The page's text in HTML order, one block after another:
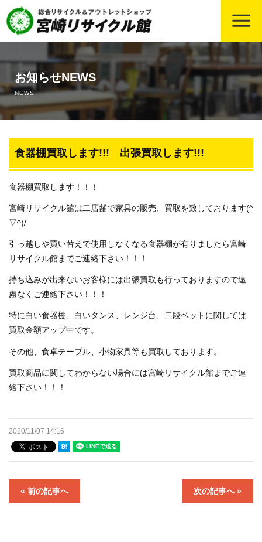
宮崎の冷蔵庫買取の中古相場・高価買取のコツ
宮崎のエアコン買取の中古相場・高価買取のコツ
宮崎のバイク・原付きの中古買取の相場・高価買取のコツ
宮崎の事務用品・店舗用品の買取について、買取相場や高価
買取のコツも！
宮崎の厨房用品・業務用什器の買取について
宮崎の遺品整理・片づけ業務依頼について
洗濯機買取します！！！ 出張買取致します！！！
店舗案内
選ばれる理由
買取りMENU
お問い合わせ
格安！店頭販売商品
お知らせNEWS
NEWS
食器棚買取します!!! 出張買取します!!!
食器棚買取します！！！
宮崎リサイクル館は二店舗で家具の販売、買取を致しております(^
▽^)/
引っ越しや買い替えで使用しなくなる食器棚が有りましたら宮崎
リサイクル館までご連絡下さい！！！
持ち込みが出来ないお客様には出張買取も行っておりますので遠
慮なくご連絡下さい！！！
特に白い食器棚、白いタンス、レンジ台、二段ベットに関しては
買取金額アップ中です。
その他、食卓テーブル、小物家具等も買取しております。
買取商品に関してわからない場合には宮崎リサイクル館までご連
絡下さい！！！
2020/11/07 14:16
« 前の記事へ 次の記事へ »